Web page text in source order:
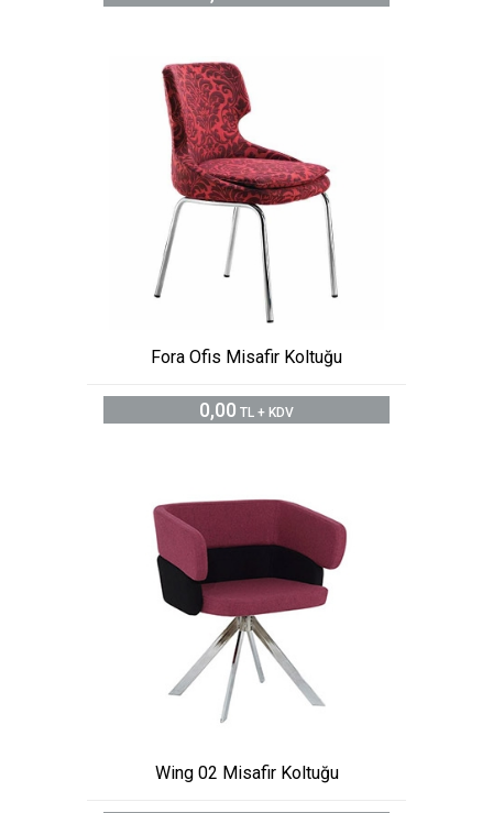
Fora Ofis Misafir Koltuğu
0,00 TL + KDV
Wing 02 Misafir Koltuğu